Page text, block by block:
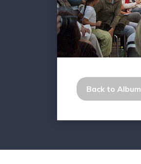
Back to Album